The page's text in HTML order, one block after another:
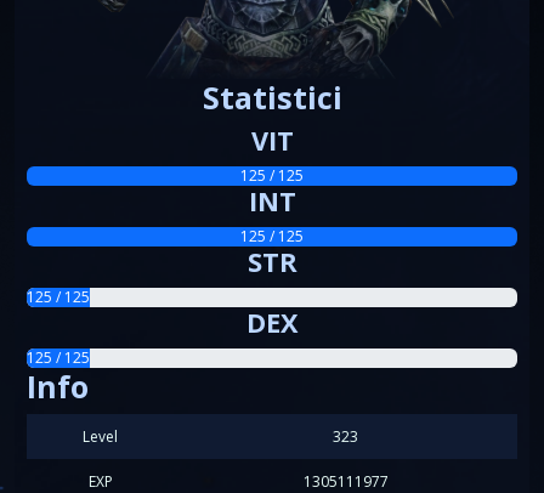
Statistici
VIT
125 / 125
INT
125 / 125
STR
125 / 125
DEX
125 / 125
Info
Level 323
EXP 1305111977